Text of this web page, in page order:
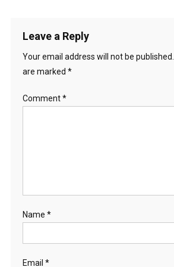
Leave a Reply
Your email address will not be published.
are marked *
Comment*
Name *
Email *